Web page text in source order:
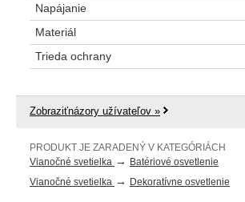
Napájanie
Materiál
Trieda ochrany
Zobraziťnázory užívateľov »
PRODUKT JE ZARADENÝ V KATEGÓRIÁCH
Vianočné svetielka → Batériové osvetlenie
Vianočné svetielka → Dekoratívne osvetlenie